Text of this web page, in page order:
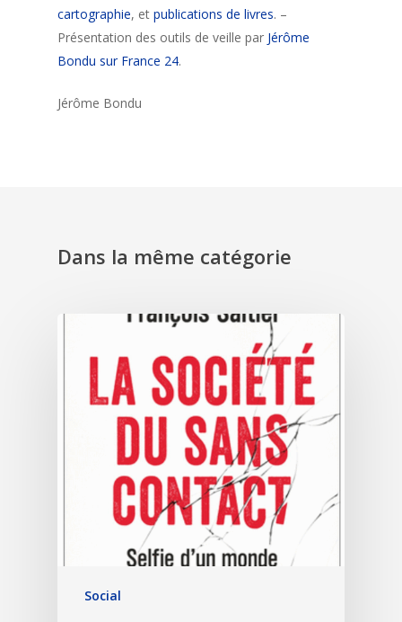
cartographie, et publications de livres. –
Présentation des outils de veille par Jérôme
Bondu sur France 24.
Jérôme Bondu
Dans la même catégorie
Social